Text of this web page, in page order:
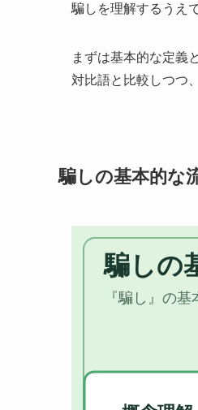
騙しを理解するうえ
まずは基本的な定義
対比語と比較しつつ
騙しの基本的な